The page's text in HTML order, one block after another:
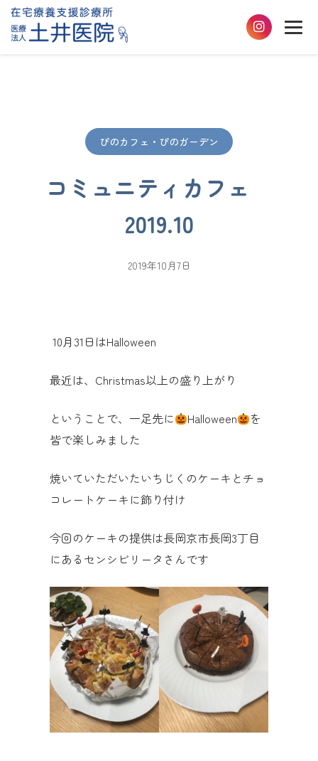
ぴのカフェ・ぴのガーデン
コミュニティカフェ
2019.10
2019年10月7日
10月31日はHalloween
最近は、Christmas以上の盛り上がり
ということで、一足先に Halloween
を
皆で楽しみました
焼いていただいたいちじくのケーキとチョ
コレートケーキに飾り付け
今回のケーキの提供は長岡京市長岡3丁目
にあるセンシビリータさんです